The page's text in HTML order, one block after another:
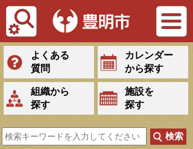
Tiếng Việt
よくある
質問
カレンダー
から探す
組織から
探す
施設を
探す